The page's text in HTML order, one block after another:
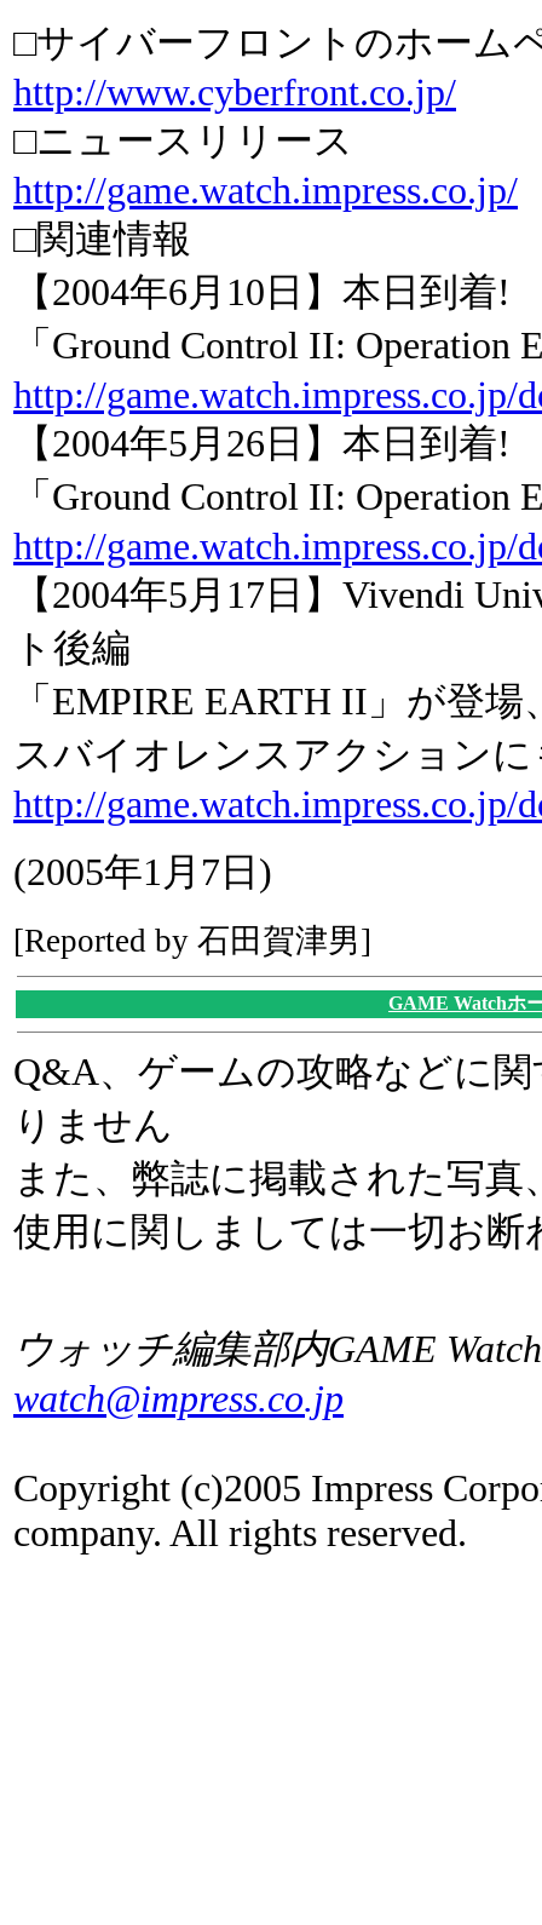
□サイバーフロントのホーム
http://www.cyberfront.co.jp/
□ニュースリリース
http://game.watch.impress.co.jp/
□関連情報
【2004年6月10日】本日到着
「Ground Control II: Operation
http://game.watch.impress.co.jp/
【2004年5月26日】本日到着
「Ground Control II: Operation
http://game.watch.impress.co.jp/
【2004年5月17日】Vivendi
ト後編
「EMPIRE EARTH II」が登
スバイオレンスアクションに
http://game.watch.impress.co.jp/
(2005年1月7日)
[Reported by 石田賀津男]
GAME Watchホ
Q&A、ゲームの攻略などに
りません
また、弊誌に掲載された写
使用に関しましては一切お
ウォッチ編集部内GAME
watch@impress.co.jp
Copyright (c)2005 Impress
company. All rights reserved.